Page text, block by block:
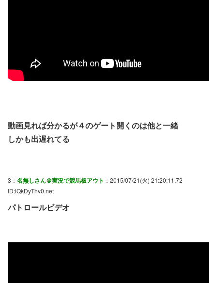
動画見れば分かるが４のゲート開くのは他と一緒
しかも出遅れてる
3： 名無しさん＠実況で競馬板アウト ：2015/07/21(火) 21:20:11.72
ID:lQkDyThv0.net
パトロールビデオ